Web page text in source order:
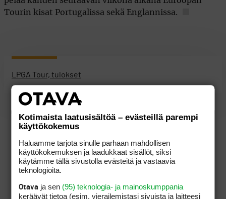
Tourin kisat Portugalissa sekä Englannissa.
LPGA Tour, tulokset
Kotimaista laatusisältöä – evästeillä parempi
käyttökokemus
Haluamme tarjota sinulle parhaan mahdollisen
käyttökokemuksen ja laadukkaat sisällöt, siksi
käytämme tällä sivustolla evästeitä ja vastaavia
teknologioita.
Otava ja sen (95) teknologia- ja mainoskumppania
keräävät tietoa (esim. vierailemis­tasi sivuista ja laitteesi